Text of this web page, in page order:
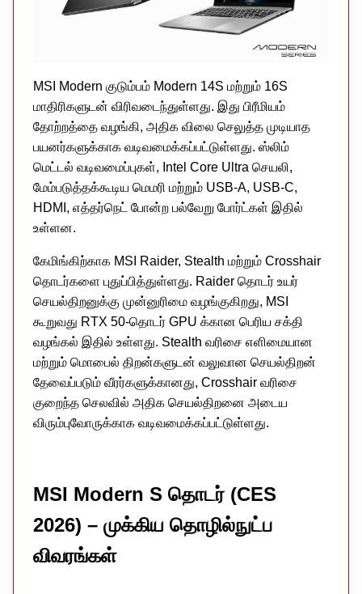
MSI Modern குடும்பம் Modern 14S மற்றும் 16S
மாதிரிகளுடன் விரிவடைந்துள்ளது. இது பிரீமியம்
தோற்றத்தை வழங்கி, அதிக விலை செலுத்த முடியாத
பயனர்களுக்காக வடிவமைக்கப்பட்டுள்ளது. ஸ்லிம்
மெட்டல் வடிவமைப்புகள், Intel Core Ultra செயலி,
மேம்படுத்தக்கூடிய மெமரி மற்றும் USB-A, USB-C,
HDMI, எத்தர்நெட் போன்ற பல்வேறு போர்ட்கள் இதில்
உள்ளன.
கேமிங்கிற்காக MSI Raider, Stealth மற்றும் Crosshair
தொடர்களை புதுப்பித்துள்ளது. Raider தொடர் உயர்
செயல்திறனுக்கு முன்னுரிமை வழங்குகிறது, MSI
கூறுவது RTX 50-தொடர் GPU க்கான பெரிய சக்தி
வழங்கல் இதில் உள்ளது. Stealth வரிசை எளிமையான
மற்றும் மொபைல் திறன்களுடன் வலுவான செயல்திறன்
தேவைப்படும் வீரர்களுக்கானது, Crosshair வரிசை
குறைந்த செலவில் அதிக செயல்திறனை அடைய
விரும்புவோருக்காக வடிவமைக்கப்பட்டுள்ளது.
MSI Modern S தொடர் (CES
2026) – முக்கிய தொழில்நுட்ப
விவரங்கள்